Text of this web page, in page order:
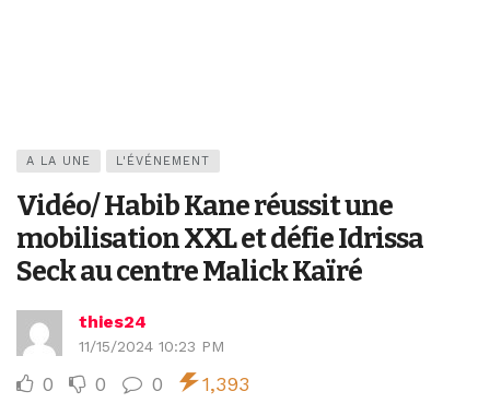
A LA UNE L'ÉVÉNEMENT
Vidéo/ Habib Kane réussit une
mobilisation XXL et défie Idrissa
Seck au centre Malick Kaïré
thies24
11/15/2024 10:23 PM
0 0 0 1,393